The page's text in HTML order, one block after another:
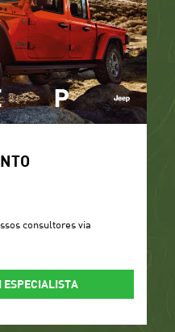
consultores via
ESPECIALISTA